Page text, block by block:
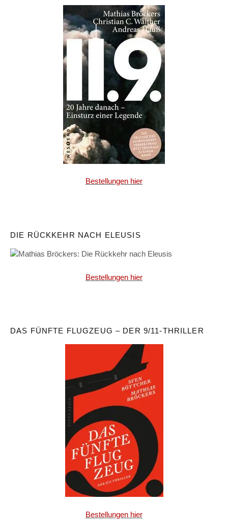
Bestellungen hier
DIE RÜCKKEHR NACH ELEUSIS
Bestellungen hier
DAS FÜNFTE FLUGZEUG – DER 9/11-THRILLER
Bestellungen hier